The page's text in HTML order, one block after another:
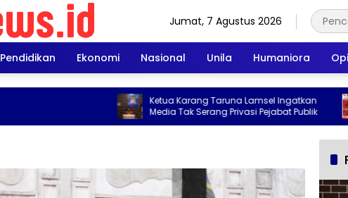
Jumat, 7 Agustus 2026
Pendidikan Ekonomi Nasional Unila Humaniora
Ketua Karang Taruna Lamsel Ingatkan
Media Tak Serang Privasi Pejabat Publik
Perkuat
007 Matangkan
HUT RI ke-81